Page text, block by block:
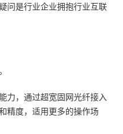
问是行业企业拥抱行业互联
力，通过超宽固网光纤接入
精度，适用更多的操作场